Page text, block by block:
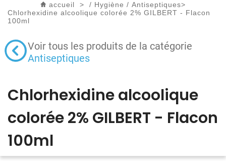
accueil > / Hygiène /Antiseptiques>
Chlorhexidine alcoolique colorée 2% GILBERT - Flacon
100ml
Voir tous les produits de la catégorie
Antiseptiques
Chlorhexidine alcoolique
colorée 2% GILBERT - Flacon
100ml